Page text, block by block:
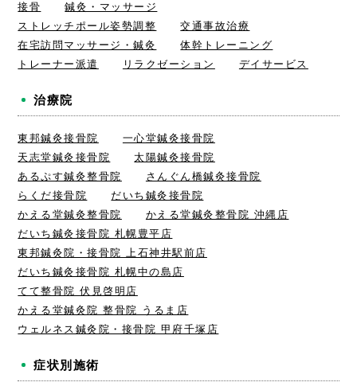
接骨
鍼灸・マッサージ
ストレッチポール姿勢調整
交通事故治療
在宅訪問マッサージ・鍼灸
体幹トレーニング
トレーナー派遣
リラクゼーション デイサービス
治療院
東邦鍼灸接骨院
一心堂鍼灸接骨院
天志堂鍼灸接骨院
太陽鍼灸接骨院
あるぷす鍼灸整骨院
さんぐん橋鍼灸接骨院
らくだ接骨院
だいち鍼灸接骨院
かえる堂鍼灸整骨院
かえる堂鍼灸整骨院 沖縄店
だいち鍼灸接骨院 札幌豊平店
東邦鍼灸院・接骨院 上石神井駅前店
だいち鍼灸接骨院 札幌中の島店
てて整骨院 伏見啓明店
かえる堂鍼灸院 整骨院 うるま店
ウェルネス鍼灸院・接骨院 甲府千塚店
症状別施術